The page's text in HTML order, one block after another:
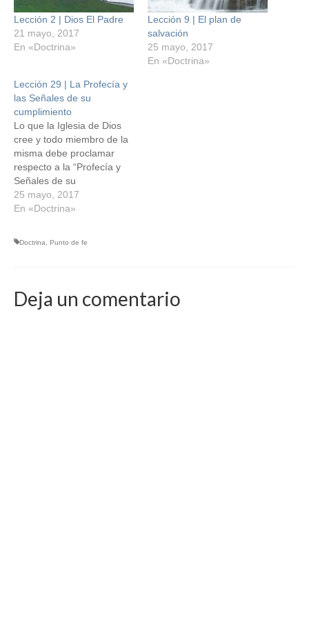
Lección 2 | Dios El Padre
21 mayo, 2017
En «Doctrina»
Lección 9 | El plan de
salvación
25 mayo, 2017
En «Doctrina»
Lección 29 | La Profecía y
las Señales de su
cumplimiento
Lo que la Iglesia de Dios
cree y todo miembro de la
misma debe proclamar
respecto a la “Profecía y
Señales de su
Cumplimiento”, es que: a)
La profecía bíblica fue
25 mayo, 2017
En «Doctrina»
Doctrina Punto de fe
Deja un comentario